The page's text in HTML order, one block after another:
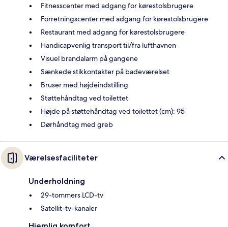
Fitnesscenter med adgang for kørestolsbrugere
Forretningscenter med adgang for kørestolsbrugere
Restaurant med adgang for kørestolsbrugere
Handicapvenlig transport til/fra lufthavnen
Visuel brandalarm på gangene
Sænkede stikkontakter på badeværelset
Bruser med højdeindstilling
Støttehåndtag ved toilettet
Højde på støttehåndtag ved toilettet (cm): 95
Dørhåndtag med greb
Værelsesfaciliteter
Underholdning
29-tommers LCD-tv
Satellit-tv-kanaler